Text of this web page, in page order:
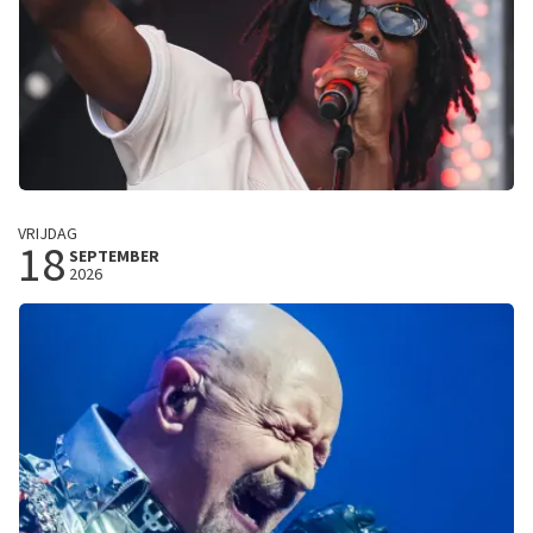
Daniel Caesar
Son of Spergy Tour
Vorst Nationaal
Brussel, Belgie
KOOP TICKETS
VRIJDAG
18 SEPTEMBER
2026